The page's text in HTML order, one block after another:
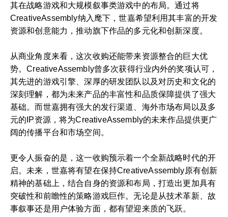
其在战略游戏和大规模叙事类游戏中的布局。通过将
CreativeAssembly纳入麾下，世嘉希望利用其丰富的开发
资源和创意能力，推动旗下作品的多元化和创新深度。
从商业角度来看，这次收购还能带来资源整合的巨大优
势。CreativeAssembly曾多次获得行业内外的奖项认可，
其先进的游戏引擎、深厚的研发团队以及对历史和文化的
深刻理解，都为未来产品的丰富性和品质保障提供了强大
基础。而世嘉拥有强大的发行渠道、海外市场布局以及多
元的IP资源，将为CreativeAssembly的未来作品提供更广
阔的传播平台和市场空间。
更令人振奋的是，这一收购预示着一个全新战略时代的开
启。未来，世嘉将有望在保持CreativeAssembly原有创新
精神的基础上，结合自身的资源和布局，打造出更加具有
突破性和前瞻性的策略游戏巨作。无论是从技术革新、故
事叙事还是用户体验方面，都有望迎来质的飞跃。